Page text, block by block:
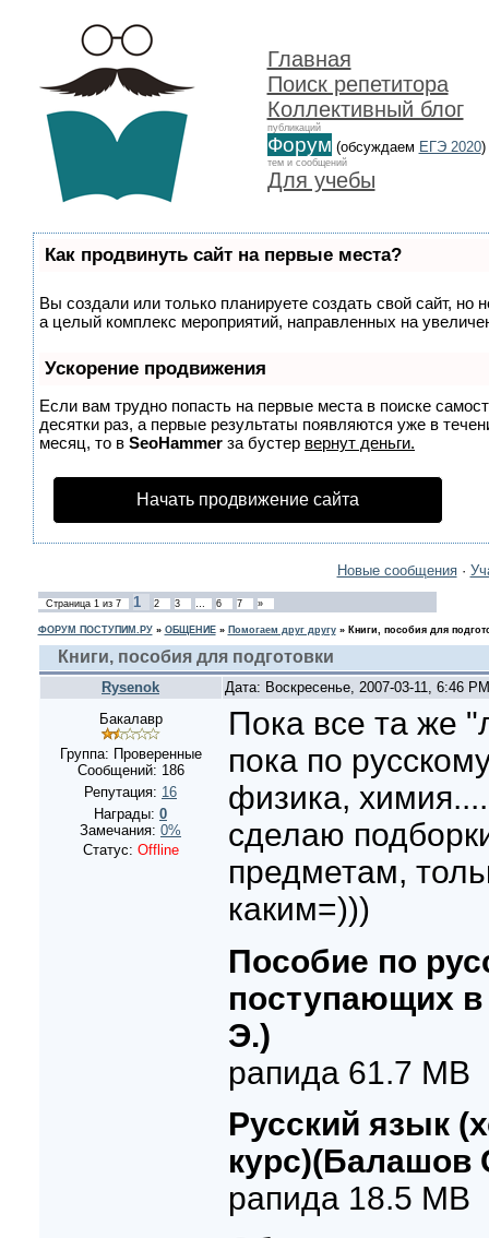
Главная
Поиск репетитора
Коллективный блог
публикаций
Форум (обсуждаем ЕГЭ 2020)
тем и сообщений
Для учебы
Как продвинуть сайт на первые места?
Вы создали или только планируете создать свой сайт, но
а целый комплекс мероприятий, направленных на
Ускорение продвижения
Если вам трудно попасть на первые места в поиске
десятки раз, а первые результаты появляются уже в
месяц, то в SeoHammer за бустер вернут деньги.
Начать продвижение сайта
Новые сообщения·
Страница 1из 7 1 2 3 … 6 7 »
ФОРУМ ПОСТУПИМ.РУ» ОБЩЕНИЕ» Помогаем друг другу» Книги, пособия для
Книги, пособия для подготовки
Rysenok
Дата: Воскресенье, 2007-03-11, 6:46
Бакалавр
Группа: Проверенные
Сообщений: 186
Репутация: 16
Награды: 0
Замечания: 0%
Статус: Offline
Пока все та же
пока по
физика,
сделаю
предметам,
каким=)))
Пособие по
поступающих в
Э.)
рапида 61.7 MB
Русский язык
курс)(Балашов
рапида 18.5 MB